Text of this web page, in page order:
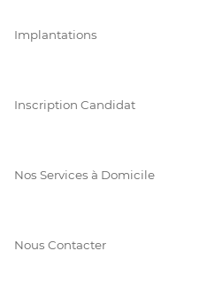
Implantations
Inscription Candidat
Nos Services à Domicile
Nous Contacter